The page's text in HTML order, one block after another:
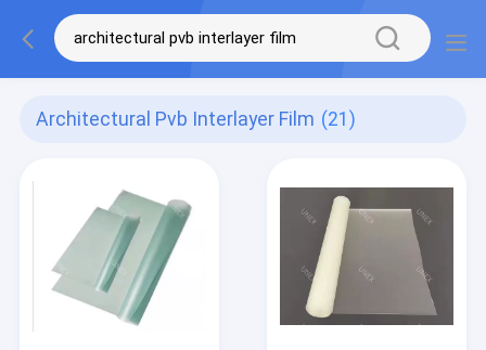
Architectural Pvb Interlayer Film (21)